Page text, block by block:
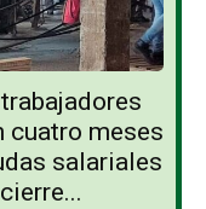
cuatro meses
salariales